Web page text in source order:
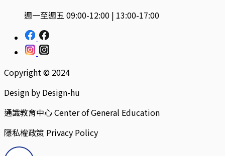
週一至週五 09:00-12:00 | 13:00-17:00
Copyright © 2024
Design by Design-hu
通識教育中心 Center of General Education
隱私權政策 Privacy Policy